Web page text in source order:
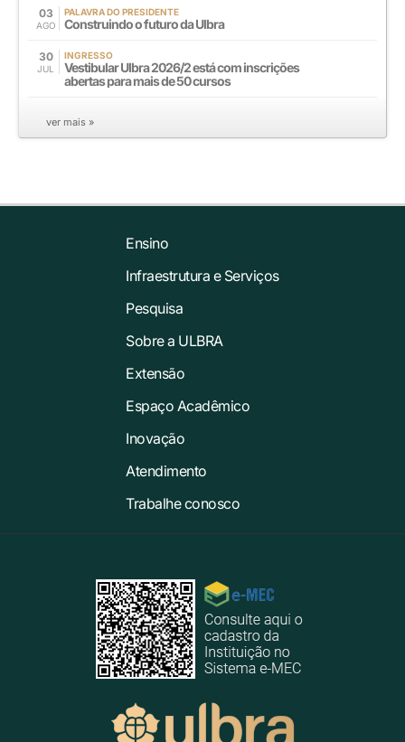
03
AGO
PALAVRA DO PRESIDENTE
Construindo o futuro da Ulbra
30
JUL
INGRESSO
Vestibular Ulbra 2026/2 está com inscrições
abertas para mais de 50 cursos
ver mais »
Ensino
Infraestrutura e Serviços
Pesquisa
Sobre a ULBRA
Extensão
Espaço Acadêmico
Inovação
Atendimento
Trabalhe conosco